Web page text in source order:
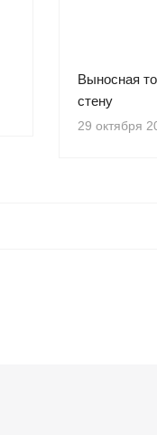
Выносная
стену
29 октября